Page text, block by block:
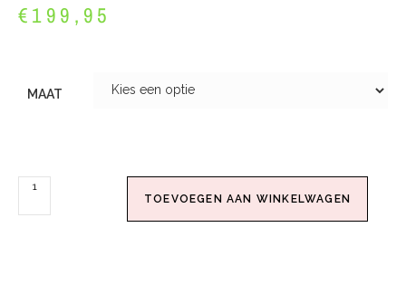
€199,95
MAAT
TOEVOEGEN AAN WINKELWAGEN